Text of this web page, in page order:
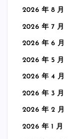
2026 年 8 月
2026 年 7 月
2026 年 6 月
2026 年 5 月
2026 年 4 月
2026 年 3 月
2026 年 2 月
2026 年 1 月